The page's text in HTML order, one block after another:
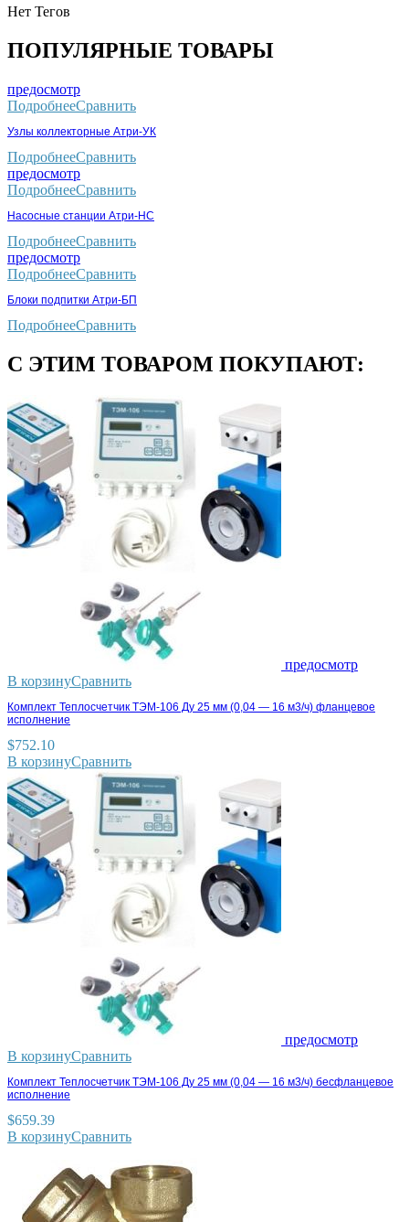
Нет Тегов
ПОПУЛЯРНЫЕ ТОВАРЫ
предосмотр
ПодробнееСравнить
Узлы коллекторные Атри-УК
ПодробнееСравнить
предосмотр
ПодробнееСравнить
Насосные станции Атри-НС
ПодробнееСравнить
предосмотр
ПодробнееСравнить
Блоки подпитки Атри-БП
ПодробнееСравнить
С ЭТИМ ТОВАРОМ ПОКУПАЮТ:
предосмотр
В корзинуСравнить
Комплект Теплосчетчик ТЭМ-106 Ду 25 мм (0,04 — 16 м3/ч) фланцевое
исполнение
$752.10
В корзинуСравнить
предосмотр
В корзинуСравнить
Комплект Теплосчетчик ТЭМ-106 Ду 25 мм (0,04 — 16 м3/ч) бесфланцевое
исполнение
$659.39
В корзинуСравнить